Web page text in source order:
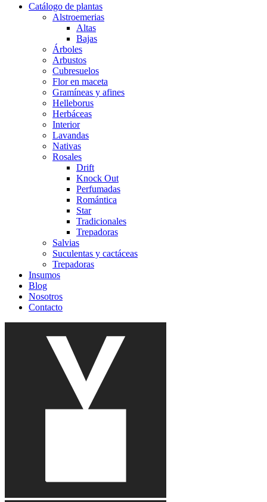
Catálogo de plantas
Alstroemerias
Altas
Bajas
Árboles
Arbustos
Cubresuelos
Flor en maceta
Gramíneas y afines
Helleborus
Herbáceas
Interior
Lavandas
Nativas
Rosales
Drift
Knock Out
Perfumadas
Romántica
Star
Tradicionales
Trepadoras
Salvias
Suculentas y cactáceas
Trepadoras
Insumos
Blog
Nosotros
Contacto